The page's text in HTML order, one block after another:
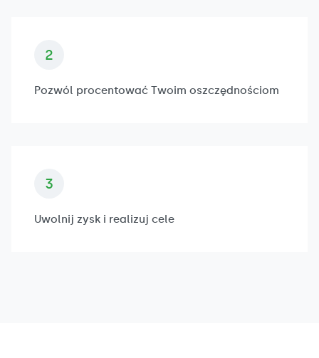
Pozwól procentować Twoim oszczędnościom
Uwolnij zysk i realizuj cele